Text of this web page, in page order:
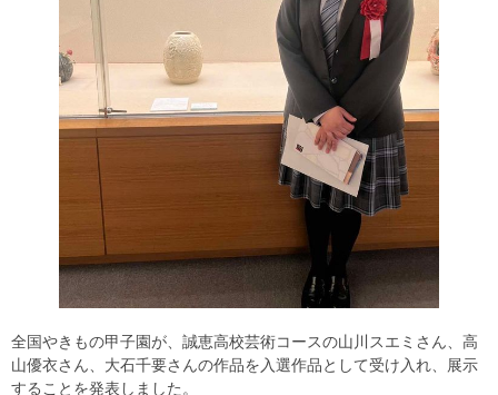
全国やきもの甲子園が、誠恵高校芸術コースの山川スエミさん、高
山優衣さん、大石千要さんの作品を入選作品として受け入れ、展示
することを発表しました。